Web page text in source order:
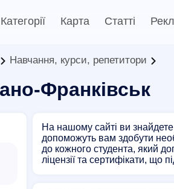
Категорії Карта Статті
Навчання, курси, репетитори
Франківськ
На нашому сайті ви знайдете
допоможуть вам здобути
до кожного студента, який
ліцензії та сертифікати, що